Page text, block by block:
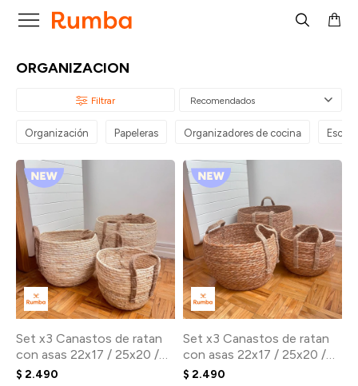

ORGANIZACION
Recomendados
Organización Papeleras Organizadores de cocina
Set x3 Canastos de ratan
con asas 22x17 / 25x20 /
30x25 - natural
$ 2.490
Set x3 Canastos de ratan
con asas 22x17 / 25x20 /
30x25 - tono marron
$ 2.490